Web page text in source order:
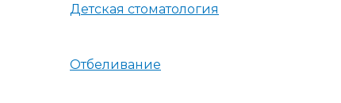
Детская стоматология
Отбеливание